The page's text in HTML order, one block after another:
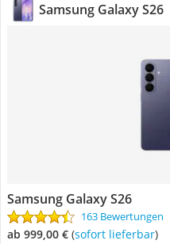
Samsung Galaxy S26
Samsung Galaxy S26
163 Bewertungen
ab 999,00 € ( Sofort lieferbar)